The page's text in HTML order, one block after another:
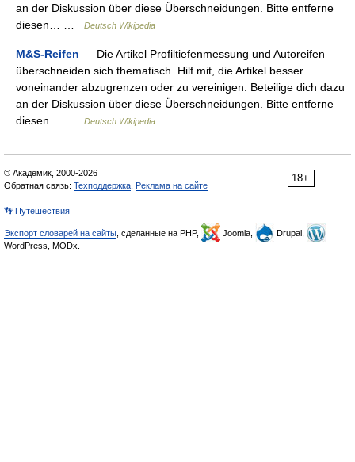
an der Diskussion über diese Überschneidungen. Bitte entferne
diesen… …
Deutsch Wikipedia
M&S-Reifen — Die Artikel Profiltiefenmessung und Autoreifen
überschneiden sich thematisch. Hilf mit, die Artikel besser
voneinander abzugrenzen oder zu vereinigen. Beteilige dich dazu
an der Diskussion über diese Überschneidungen. Bitte entferne
diesen… …
Deutsch Wikipedia
18+
© Академик, 2000-2026
Обратная связь: Техподдержка Реклама на сайте
👣 Путешествия
Экспорт словарей на сайты , сделанные на PHP, Joomla,
Drupal,
WordPress, MODx.